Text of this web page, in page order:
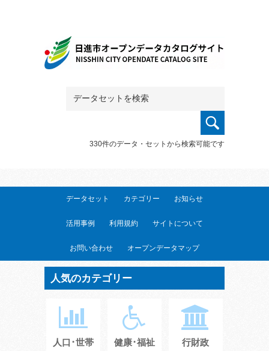
330件のデータ・セットから検索可能です
データセット カテゴリー お知らせ
活用事例 利用規約 サイトについて
お問い合わせ オープンデータマップ
人気のカテゴリー
人口･世帯 健康･福祉 行財政